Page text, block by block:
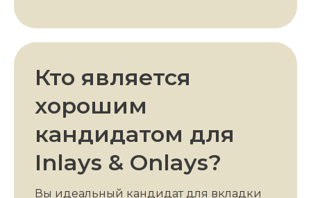
Кто является
хорошим
кандидатом для
Inlays & Onlays?
Вы идеальный кандидат для вкладки